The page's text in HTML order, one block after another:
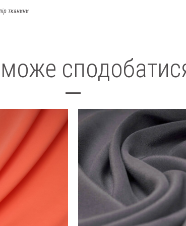
тканини